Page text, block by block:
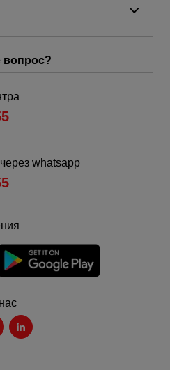
вопрос?
whatsapp